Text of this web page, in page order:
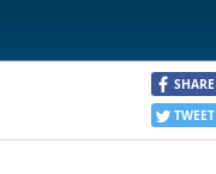
SHARE
TWEET